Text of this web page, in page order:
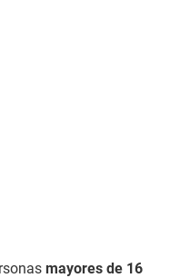
mayores de 16